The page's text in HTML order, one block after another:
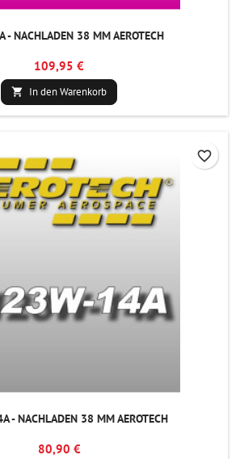
- NACHLADEN 38 MM AEROTECH
109,95 €
 In den Warenkorb
- NACHLADEN 38 MM AEROTECH
80,90 €
favorite_border